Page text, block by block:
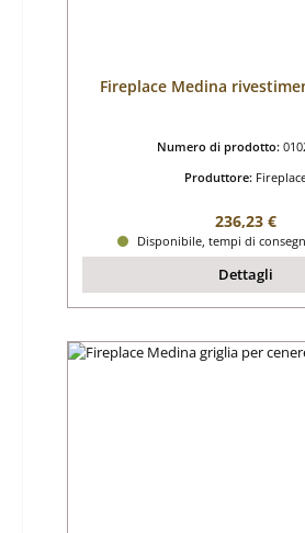
Fireplace Medina
Numero di prodotto:
Produttore:
Prezzo
236,23 €
Disponibile, tempi di
Dettagli